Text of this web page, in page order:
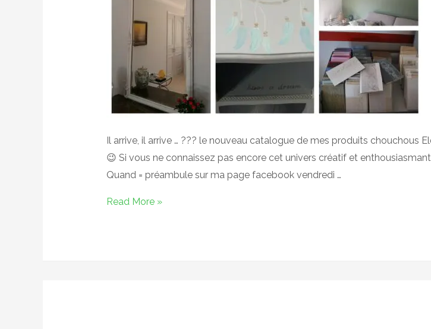
Il arrive, il arrive … ??? le nouveau catalogue de mes produits chouchous
😉 Si vous ne connaissez pas encore cet univers créatif et
Quand = préambule sur ma page facebook vendredi …
Le
Read More »